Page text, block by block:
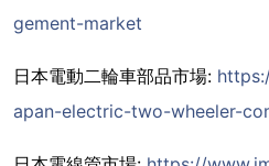
gement-market
日本電動二輪車部品市場:
apan-electric-two-wheeler-